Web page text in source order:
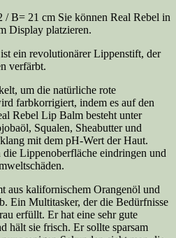
B= 21 cm Sie können Real Rebel in
Display platzieren.
ein revolutionärer Lippenstift, der
verfärbt.
um die natürliche rote
farbkorrigiert, indem es auf den
Rebel Lip Balm besteht unter
Squalen, Sheabutter und
mit dem pH-Wert der Haut.
Lippenoberfläche eindringen und
aus kalifornischem Orangenöl und
Ein Multitasker, der die Bedürfnisse
erfüllt. Er hat eine sehr gute
hält sie frisch. Er sollte sparsam